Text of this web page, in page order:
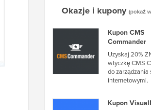
Okazje i kupony (pokaż
Kupon CMS
Commander
Uzyskaj 20%
wtyczkę CMS
do zarządzania
internetowymi.
Kupon